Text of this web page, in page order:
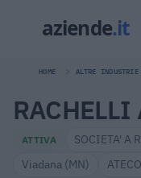
HOME ALTRE INDUSTRIE
ATTIVA
SOCIETA' A
Viadana (MN)